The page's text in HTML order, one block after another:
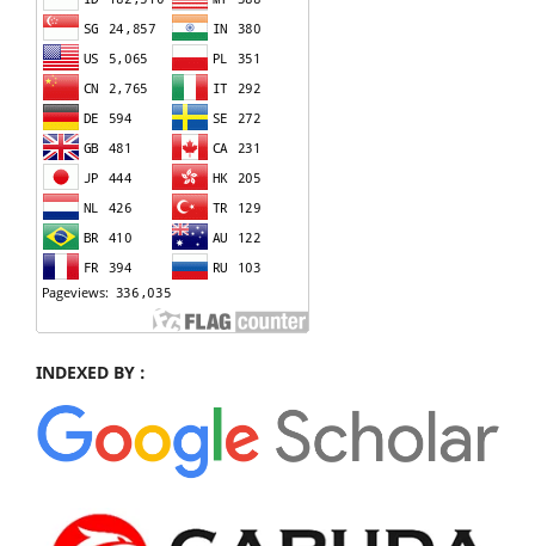
INDEXED BY :